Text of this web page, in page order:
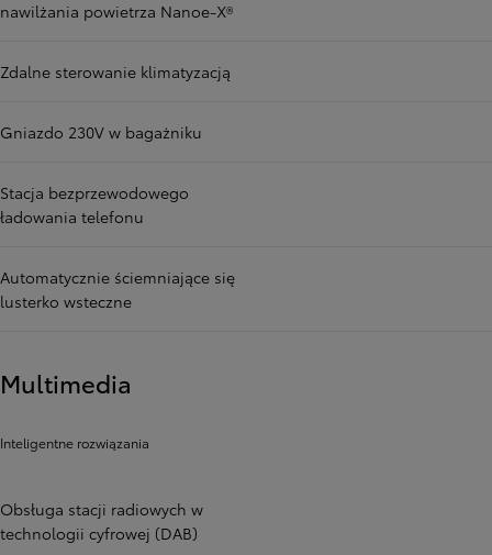
nawilżania powietrza Nanoe-X®
Zdalne sterowanie klimatyzacją
Gniazdo 230V w bagażniku
Stacja bezprzewodowego
ładowania telefonu
Automatycznie ściemniające się
lusterko wsteczne
Multimedia
Inteligentne rozwiązania
Obsługa stacji radiowych w
technologii cyfrowej (DAB)